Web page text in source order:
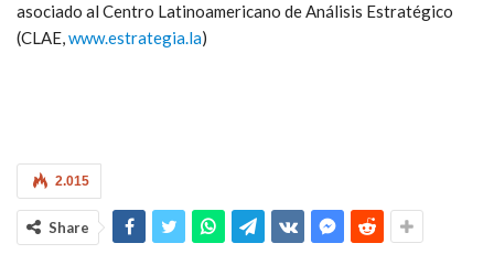
asociado al Centro Latinoamericano de Análisis Estratégico
(CLAE,www.estrategia.la)
2.015
Share